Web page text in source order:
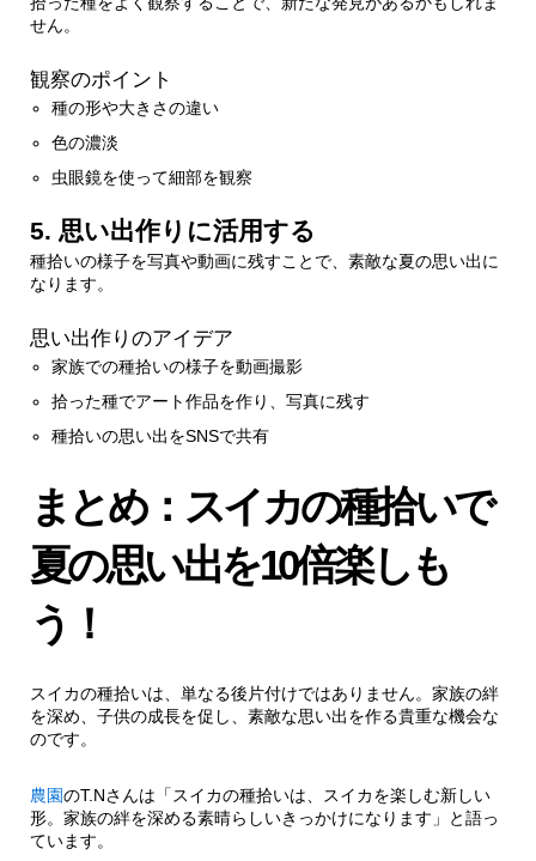
せん。
観察のポイント
種の形や大きさの違い
色の濃淡
虫眼鏡を使って細部を観察
5. 思い出作りに活用する
種拾いの様子を写真や動画に残すことで、素敵な夏の思い出に
なります。
思い出作りのアイデア
家族での種拾いの様子を動画撮影
拾った種でアート作品を作り、写真に残す
種拾いの思い出をSNSで共有
まとめ：スイカの種拾いで
夏の思い出を10倍楽しも
う！
スイカの種拾いは、単なる後片付けではありません。家族の絆
を深め、子供の成長を促し、素敵な思い出を作る貴重な機会な
のです。
農園のT.Nさんは「スイカの種拾いは、スイカを楽しむ新しい
形。家族の絆を深める素晴らしいきっかけになります」と語っ
ています。